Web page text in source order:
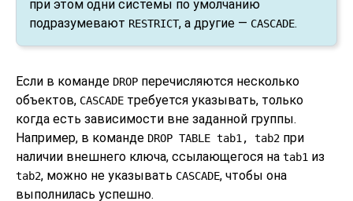
при этом одни системы по умолчанию
подразумевают RESTRICT, а другие — CASCADE.
Если в команде DROP перечисляются несколько
объектов, CASCADE требуется указывать, только
когда есть зависимости вне заданной группы.
Например, в команде DROP TABLE tab1, tab2 при
наличии внешнего ключа, ссылающегося на tab1 из
tab2, можно не указывать CASCADE, чтобы она
выполнилась успешно.